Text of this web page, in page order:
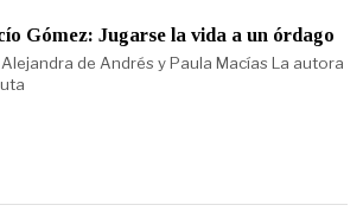
Gómez: Jugarse la vida a un órdago
de Andrés y Paula Macías La autora